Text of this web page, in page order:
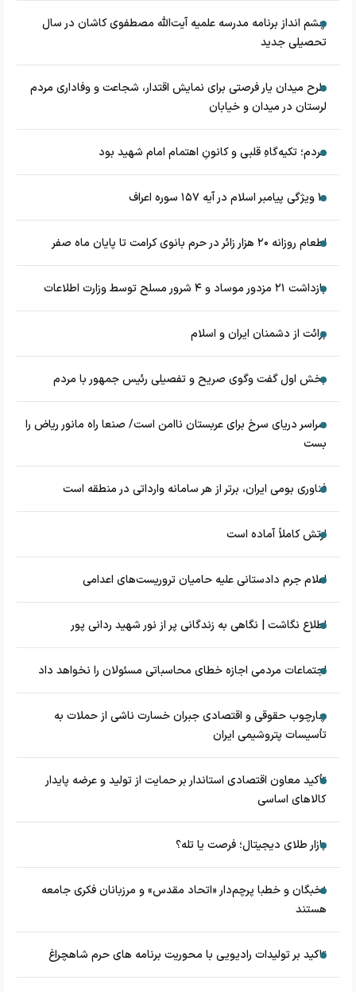
چشم‌ انداز برنامه مدرسه علمیه آیت‌الله مصطفوی کاشان در سال
تحصیلی جدید
طرح میدان یار فرصتی برای نمایش اقتدار، شجاعت و وفاداری مردم
لرستان در میدان و خیابان
مردم؛ تکیه‌گاهِ قلبی و کانونِ اهتمام امام شهید بود
۱۰ ویژگی پیامبر اسلام در آیه ۱۵۷ سوره اعراف
اطعام روزانه ۲۰ هزار زائر در حرم بانوی کرامت تا پایان ماه صفر
بازداشت ۲۱ مزدور موساد و ۴ شرور مسلح توسط وزارت اطلاعات
برائت از دشمنان ایران و اسلام
بخش اول گفت وگوی صریح و تفصیلی رئیس جمهور با مردم
سراسر دریای سرخ برای عربستان ناامن است/ صنعا راه مانور ریاض را
بست
فناوری بومی ایران، برتر از هر سامانه وارداتی در منطقه است
ارتش کاملاً آماده است
اعلام جرم دادستانی علیه حامیان تروریست‌های اعدامی
اطلاع نگاشت | نگاهی به زندگانی پر از نور شهید ردانی پور
اجتماعات مردمی اجازه خطای محاسباتی مسئولان را نخواهد داد
چارچوب حقوقی و اقتصادی جبران خسارت ناشی از حملات به
تأسیسات پتروشیمی ایران
تأکید معاون اقتصادی استاندار بر حمایت از تولید و عرضه پایدار
کالاهای اساسی
بازار طلای دیجیتال؛ فرصت یا تله؟
نخبگان و خطبا پرچم‌دار «اتحاد مقدس» و مرزبانان فکری جامعه
هستند
تاکید بر تولیدات رادیویی با محوریت برنامه های حرم شاهچراغ